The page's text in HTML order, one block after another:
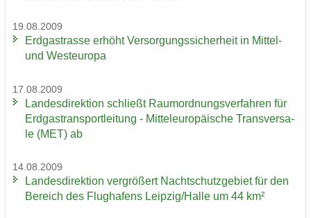
19.08.2009
Erd­gas­tras­se er­höht Ver­sor­gungs­si­cher­heit in Mittel-​
und West­eu­ro­pa
17.08.2009
Lan­des­di­rek­ti­on schließt Raum­ord­nungs­ver­fah­ren für
Erd­gas­trans­port­lei­tung - Mit­tel­eu­ro­päi­sche Trans­ver­sa­
le (MET) ab
14.08.2009
Lan­des­di­rek­ti­on ver­grö­ßert Nacht­schutz­ge­biet für den
Be­reich des Flug­ha­fens Leip­zig/Halle um 44 km²